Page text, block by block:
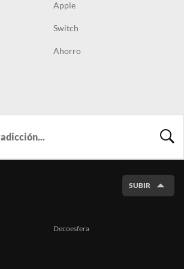
Apple
Switch
Ahorro
SUBIR
Decoesfera